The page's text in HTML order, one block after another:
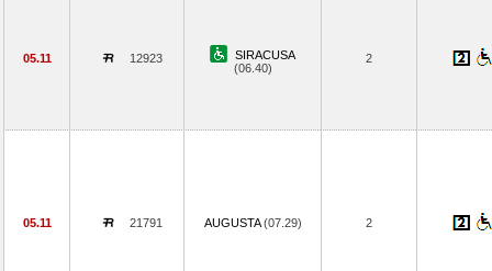
05.11 12923
SIRACUSA
(06.40)
2
05.11 21791 AUGUSTA(07.29) 2